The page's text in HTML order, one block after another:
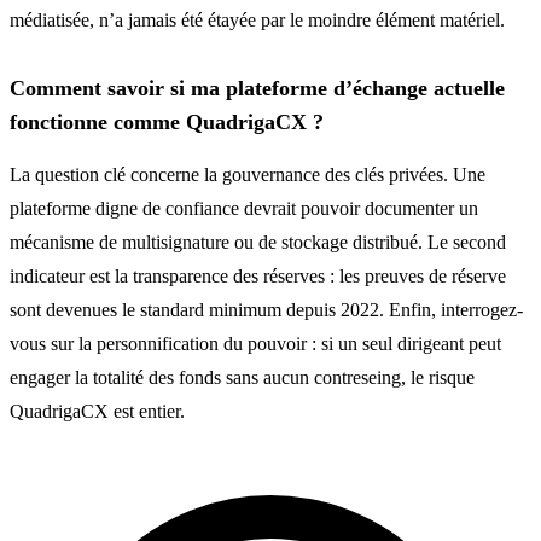
médiatisée, n’a jamais été étayée par le moindre élément matériel.
Comment savoir si ma plateforme d’échange actuelle
fonctionne comme QuadrigaCX ?
La question clé concerne la gouvernance des clés privées. Une
plateforme digne de confiance devrait pouvoir documenter un
mécanisme de multisignature ou de stockage distribué. Le second
indicateur est la transparence des réserves : les preuves de réserve
sont devenues le standard minimum depuis 2022. Enfin, interrogez-
vous sur la personnification du pouvoir : si un seul dirigeant peut
engager la totalité des fonds sans aucun contreseing, le risque
QuadrigaCX est entier.